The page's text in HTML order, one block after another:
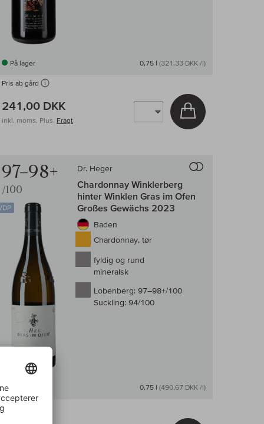
På lager 0,75 l (321,33 DKK /l)
Pris ab gård
241,00 DKK
inkl. moms, Plus. Fragt
Læg i kurv
97–98+
/100
Dr. Heger
Chardonnay Winklerberg
hinter Winklen Gras im Ofen
Großes Gewächs 2023
Baden
Chardonnay, tør
fyldig og rund
mineralsk
Lobenberg: 97–98+/100
Suckling: 94/100
0,75 l (490,67 DKK /l)
Pris ab gård